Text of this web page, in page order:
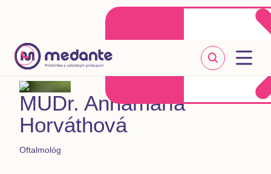
Klientske centrum
+421 2 20 302 303
MUDr. Annamária
Horváthová
Oftalmológ